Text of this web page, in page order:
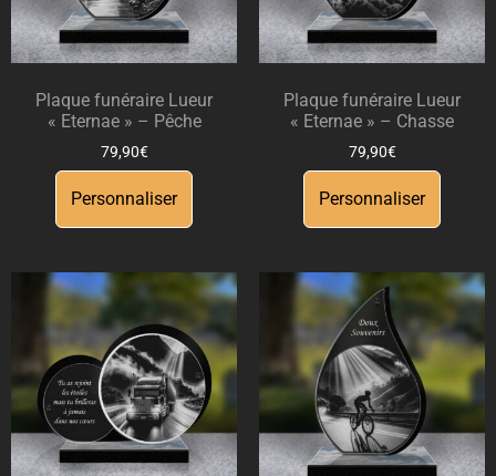
Plaque funéraire Lueur
« Eternae » – Pêche
79,90€
Personnaliser
Plaque funéraire Lueur
« Eternae » – Chasse
79,90€
Personnaliser